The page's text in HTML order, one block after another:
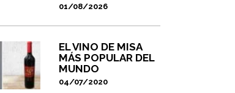
01/08/2026
EL VINO DE MISA
MÁS POPULAR DEL
MUNDO
04/07/2020